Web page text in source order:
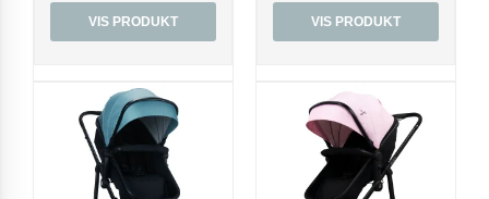
VIS PRODUKT VIS PRODUKT